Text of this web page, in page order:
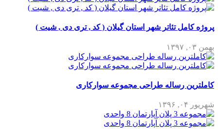
پروژه کامل تئاتر شهر استان گیلان ( کد , تری دی , شیت )
بهمن ۰۳, ۱۳۹۷
کاملترین رساله طراحی مجموعه سوارکاری
شهریور ۰۴, ۱۳۹۶